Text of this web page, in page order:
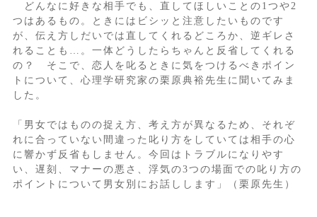
どんなに好きな相手でも、直してほしいことの1つや2
つはあるもの。ときにはビシッと注意したいものです
が、伝え方しだいでは直してくれるどころか、逆ギレさ
れることも…。一体どうしたらちゃんと反省してくれる
の？ そこで、恋人を叱るときに気をつけるべきポイン
トについて、心理学研究家の栗原典裕先生に聞いてみま
した。
「男女ではものの捉え方、考え方が異なるため、それぞ
れに合っていない間違った叱り方をしていては相手の心
に響かず反省もしません。今回はトラブルになりやす
い、遅刻、マナーの悪さ、浮気の3つの場面での叱り方の
ポイントについて男女別にお話しします」（栗原先生）